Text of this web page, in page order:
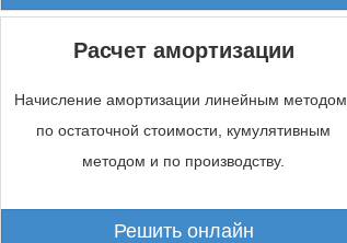
Расчет амортизации
Начисление амортизации линейным методом,
по остаточной стоимости, кумулятивным
методом и по производству.
Решить онлайн